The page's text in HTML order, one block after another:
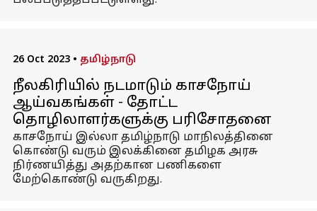
26 Oct 2023 • தமிழ்நாடு
நீலகிரியில் நடமாடும் காசநோய்
ஆய்வகங்கள் - தோட்ட
தொழிலாளர்களுக்கு பரிசோதனை
காசநோய் இல்லா தமிழ்நாடு மாநிலத்தினை
கொண்டு வரும் இலக்கினை தமிழக அரசு
நிர்ணயித்து அதற்கான பணிகளை
மேற்கொண்டு வருகிறது.